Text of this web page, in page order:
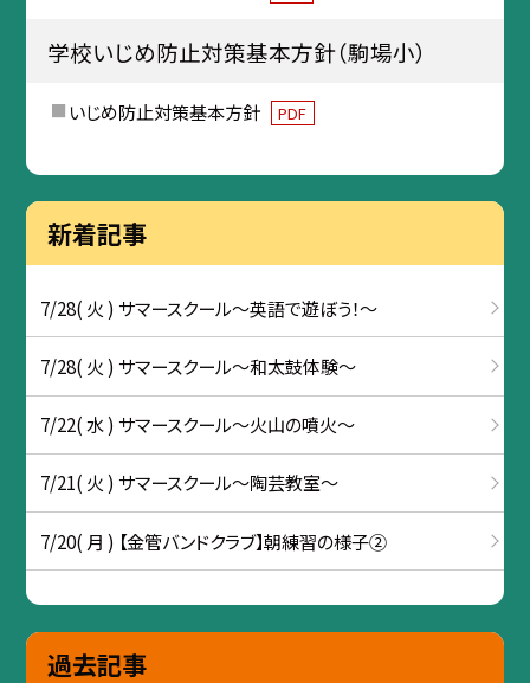
学校いじめ防止対策基本方針（駒場小）
いじめ防止対策基本方針 PDF
新着記事
7/28( 火 ) サマースクール～英語で遊ぼう！～
7/28( 火 ) サマースクール～和太鼓体験～
7/22( 水 ) サマースクール～火山の噴火～
7/21( 火 ) サマースクール～陶芸教室～
7/20( 月 ) 【金管バンドクラブ】朝練習の様子②
過去記事